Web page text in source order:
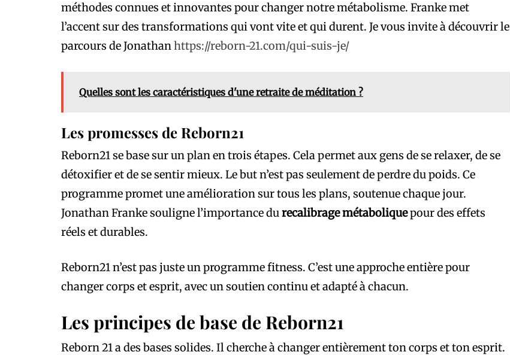
méthodes connues et innovantes pour changer notre métabolisme. Franke met
l’accent sur des transformations qui vont vite et qui durent. Je vous invite à découvrir le
parcours de Jonathanhttps://reborn-21.com/qui-suis-je/
Quelles sont les caractéristiques d'une retraite de méditation ?
Les promesses de Reborn21
Reborn21 se base sur un plan en trois étapes. Cela permet aux gens de se relaxer, de se
détoxifier et de se sentir mieux. Le but n’est pas seulement de perdre du poids. Ce
programme promet une amélioration sur tous les plans, soutenue chaque jour.
Jonathan Franke souligne l’importance durecalibrage métaboliquepour des effets
réels et durables.
Reborn21 n’est pas juste un programme fitness. C’est une approche entière pour
changer corps et esprit, avec un soutien continu et adapté à chacun.
Les principes de base de Reborn21
Reborn 21 a des bases solides. Il cherche à changer entièrement ton corps et ton esprit.